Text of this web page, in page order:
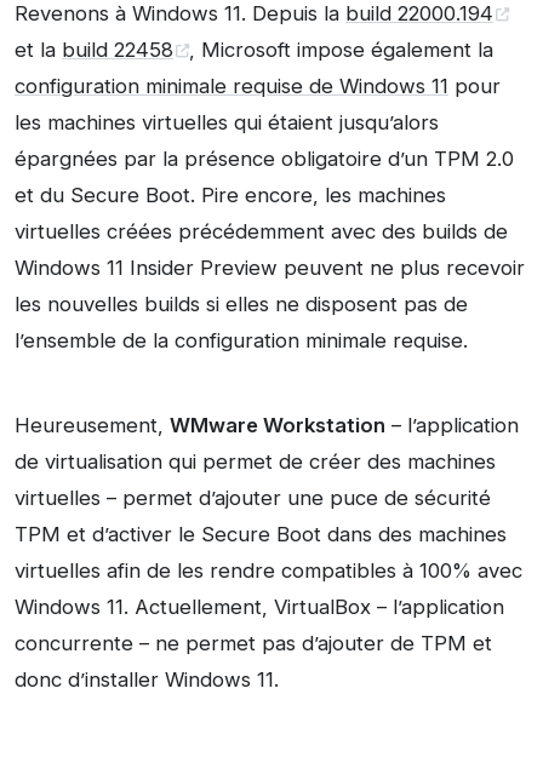
Revenons à Windows 11. Depuis la build 22000.194
et la build 22458
, Microsoft impose également la
configuration minimale requise de Windows 11 pour
les machines virtuelles qui étaient jusqu’alors
épargnées par la présence obligatoire d’un TPM 2.0
et du Secure Boot. Pire encore, les machines
virtuelles créées précédemment avec des builds de
Windows 11 Insider Preview peuvent ne plus recevoir
les nouvelles builds si elles ne disposent pas de
l’ensemble de la configuration minimale requise.
Heureusement, WMware Workstation – l’application
de virtualisation qui permet de créer des machines
virtuelles – permet d’ajouter une puce de sécurité
TPM et d’activer le Secure Boot dans des machines
virtuelles afin de les rendre compatibles à 100% avec
Windows 11. Actuellement, VirtualBox – l’application
concurrente – ne permet pas d’ajouter de TPM et
donc d’installer Windows 11.